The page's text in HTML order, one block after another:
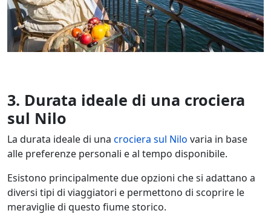
3. Durata ideale di una crociera
sul Nilo
La durata ideale di una crociera sul Nilo varia in base
alle preferenze personali e al tempo disponibile.
Esistono principalmente due opzioni che si adattano a
diversi tipi di viaggiatori e permettono di scoprire le
meraviglie di questo fiume storico.